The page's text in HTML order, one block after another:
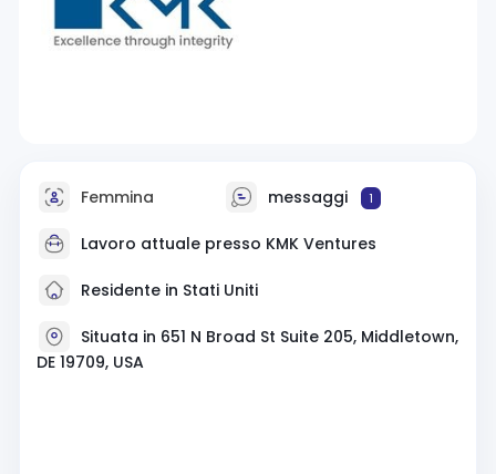
Femmina messaggi 1
Lavoro attuale presso KMK Ventures
Residente in Stati Uniti
Situata in 651 N Broad St Suite 205, Middletown,
DE 19709, USA